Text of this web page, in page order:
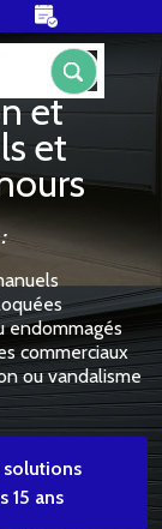
et
et
endommagés
commerciaux
ou vandalisme
solutions
15 ans